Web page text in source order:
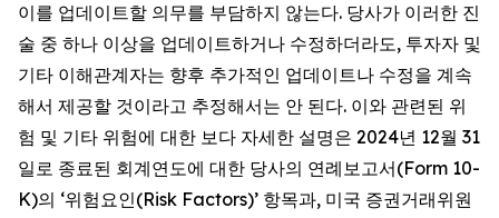
이를 업데이트할 의무를 부담하지 않는다. 당사가 이러한 진
술 중 하나 이상을 업데이트하거나 수정하더라도, 투자자 및
기타 이해관계자는 향후 추가적인 업데이트나 수정을 계속
해서 제공할 것이라고 추정해서는 안 된다. 이와 관련된 위
험 및 기타 위험에 대한 보다 자세한 설명은 2024년 12월 31
일로 종료된 회계연도에 대한 당사의 연례보고서(Form 10-
K)의 ‘위험요인(Risk Factors)’ 항목과, 미국 증권거래위원